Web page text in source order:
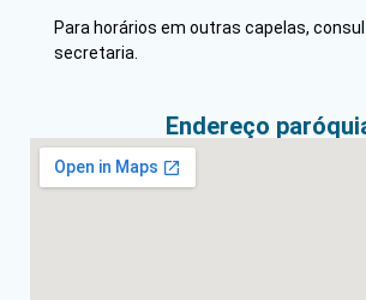
Para horários em outras capelas,
secretaria.
Endereço